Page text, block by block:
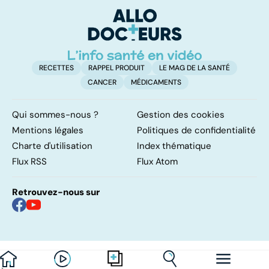
RECETTES RAPPEL PRODUIT
LE MAG DE LA SANTÉ
CANCER
MÉDICAMENTS
Qui sommes-nous ?
Gestion des cookies
Mentions légales
Politiques de confidentialité
Charte d'utilisation
Index thématique
Flux RSS
Flux Atom
Retrouvez-nous sur